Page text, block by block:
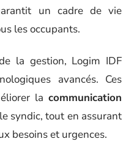
un cadre de vie
les occupants.
la gestion, Logim IDF
avancés. Ces
la communication
syndic, tout en assurant
besoins et urgences.